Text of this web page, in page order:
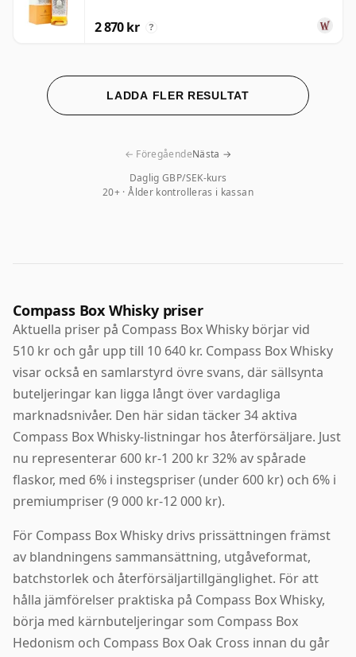
2 870 kr ?
LADDA FLER RESULTAT
Daglig GBP/SEK-kurs
20+ · Ålder kontrolleras i kassan
← FöregåendeNästa →
Compass Box Whisky priser
Aktuella priser på Compass Box Whisky börjar vid
510 kr och går upp till 10 640 kr. Compass Box Whisky
visar också en samlarstyrd övre svans, där sällsynta
buteljeringar kan ligga långt över vardagliga
marknadsnivåer. Den här sidan täcker 34 aktiva
Compass Box Whisky-listningar hos återförsäljare. Just
nu representerar 600 kr-1 200 kr 32% av spårade
flaskor, med 6% i instegspriser (under 600 kr) och 6% i
premiumpriser (9 000 kr-12 000 kr).
För Compass Box Whisky drivs prissättningen främst
av blandningens sammansättning, utgåveformat,
batchstorlek och återförsäljartillgänglighet. För att
hålla jämförelser praktiska på Compass Box Whisky,
börja med kärnbuteljeringar som Compass Box
Hedonism och Compass Box Oak Cross innan du går